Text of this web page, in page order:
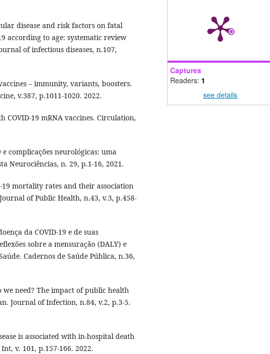
disease and risk factors on fatal
according to age: systematic review
of infectious diseases, n.107,
– immunity, variants, boosters.
v.387, p.1011-1020. 2022.
COVID-19 mRNA vaccines. Circulation,
complicações neurológicas: uma
Neurociências, n. 29, p.1-16, 2021.
19 mortality rates and their association
of Public Health, n.43, v.3, p.458-
da COVID-19 e de suas
sobre a mensuração (DALY) e
Cadernos de Saúde Pública, n.36,
need? The impact of public health
Journal of Infection, n.84, v.2, p.3-5.
is associated with in-hospital death
v. 101, p.157-166. 2022.
Captures
Readers: 1
see details